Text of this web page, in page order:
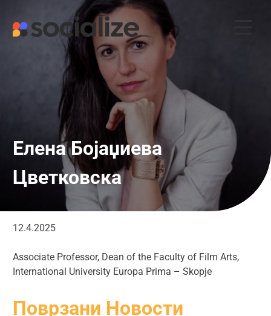
content
Елена Бојаџиева
Цветковска
12.4.2025
Associate Professor, Dean of the Faculty of Film Arts,
International University Europa Prima – Skopje
Поврзани Новости